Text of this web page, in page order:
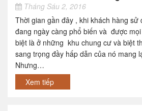
Tháng Sáu 2, 2016
Thời gian gần đây , khi khách hàng sử
đang ngày càng phổ biến và được
biệt là ở những khu chung cư và biệt
sang trọng đầy hấp dẫn của nó mang
Nhưng…
Xem tiếp